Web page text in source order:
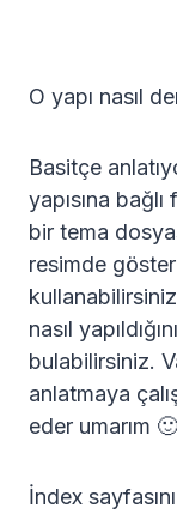
O yapı nasıl
Basitçe
yapısına
bir tema
resimde
nasıl
bulabilirsiniz.
anlatmaya
eder umarım 🙂
İndex